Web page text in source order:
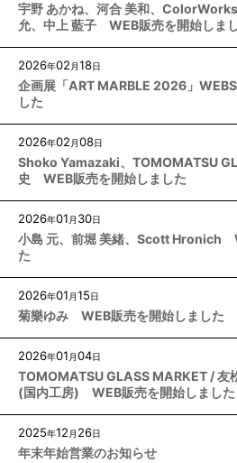
宇野 あかね、河合 美和、
允、中上 藍子 WEB販売を開始しま
2026年02 月18日
企画展「ART MARBLE 2026」
した
2026年02 月08日
Shoko Yamazaki、TOMOMATSU
史 WEB販売を開始しました
2026年01 月 30日
小島 元、前堀 美緒、Scott Hronich
た
2026年01 月15日
菊樂ゆみ WEB販売を開始しました
2026年01 月04日
TOMOMATSU GLASS MARKET / 友
(国内工房) WEB販売を開始しました
2025年12 月 26日
年末年始営業のお知らせ